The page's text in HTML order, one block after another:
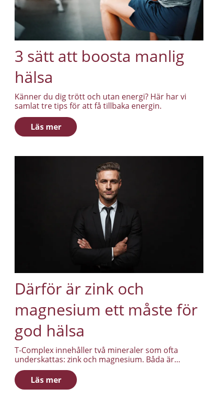
3 sätt att boosta manlig
hälsa
Känner du dig trött och utan energi? Här har vi
samlat tre tips för att få tillbaka energin.
Läs mer
Därför är zink och
magnesium ett måste för
god hälsa
T-Complex innehåller två mineraler som ofta
underskattas: zink och magnesium. Båda är
involverade i en rad processer i kroppen, och båda
är relevanta för män som vill ha ut mer av
vardagen.
Läs mer